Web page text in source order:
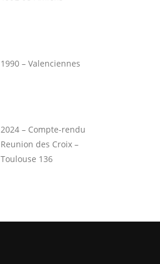
1990 – Valenciennes
2024 – Compte-rendu
Reunion des Croix –
Toulouse 136